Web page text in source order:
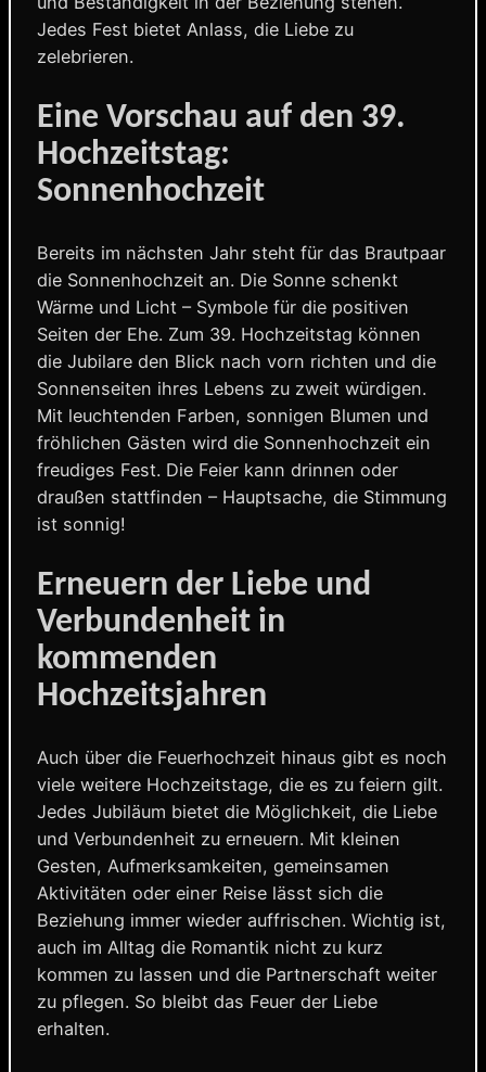
Jedes Fest bietet Anlass, die Liebe zu
zelebrieren.
Eine Vorschau auf den 39.
Hochzeitstag:
Sonnenhochzeit
Bereits im nächsten Jahr steht für das Brautpaar
die Sonnenhochzeit an. Die Sonne schenkt
Wärme und Licht – Symbole für die positiven
Seiten der Ehe. Zum 39. Hochzeitstag können
die Jubilare den Blick nach vorn richten und die
Sonnenseiten ihres Lebens zu zweit würdigen.
Mit leuchtenden Farben, sonnigen Blumen und
fröhlichen Gästen wird die Sonnenhochzeit ein
freudiges Fest. Die Feier kann drinnen oder
draußen stattfinden – Hauptsache, die Stimmung
ist sonnig!
Erneuern der Liebe und
Verbundenheit in
kommenden
Hochzeitsjahren
Auch über die Feuerhochzeit hinaus gibt es noch
viele weitere Hochzeitstage, die es zu feiern gilt.
Jedes Jubiläum bietet die Möglichkeit, die Liebe
und Verbundenheit zu erneuern. Mit kleinen
Gesten, Aufmerksamkeiten, gemeinsamen
Aktivitäten oder einer Reise lässt sich die
Beziehung immer wieder auffrischen. Wichtig ist,
auch im Alltag die Romantik nicht zu kurz
kommen zu lassen und die Partnerschaft weiter
zu pflegen. So bleibt das Feuer der Liebe
erhalten.